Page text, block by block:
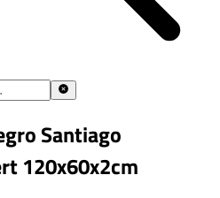
Santiago
120x60x2cm